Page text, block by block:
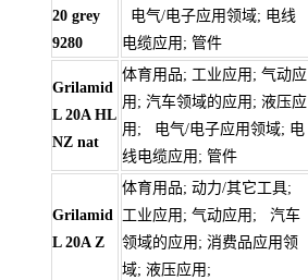
20 grey
9280
电气/电子应用领域; 电线
电缆应用; 管件
Grilamid
L 20A HL
NZ nat
体育用品; 工业应用; 气动应
用; 汽车领域的应用; 液压应
用; 电气/电子应用领域; 电
线电缆应用; 管件
Grilamid
L 20A Z
体育用品; 动力/其它工具;
工业应用; 气动应用; 汽车
领域的应用; 消费品应用领
域; 液压应用;